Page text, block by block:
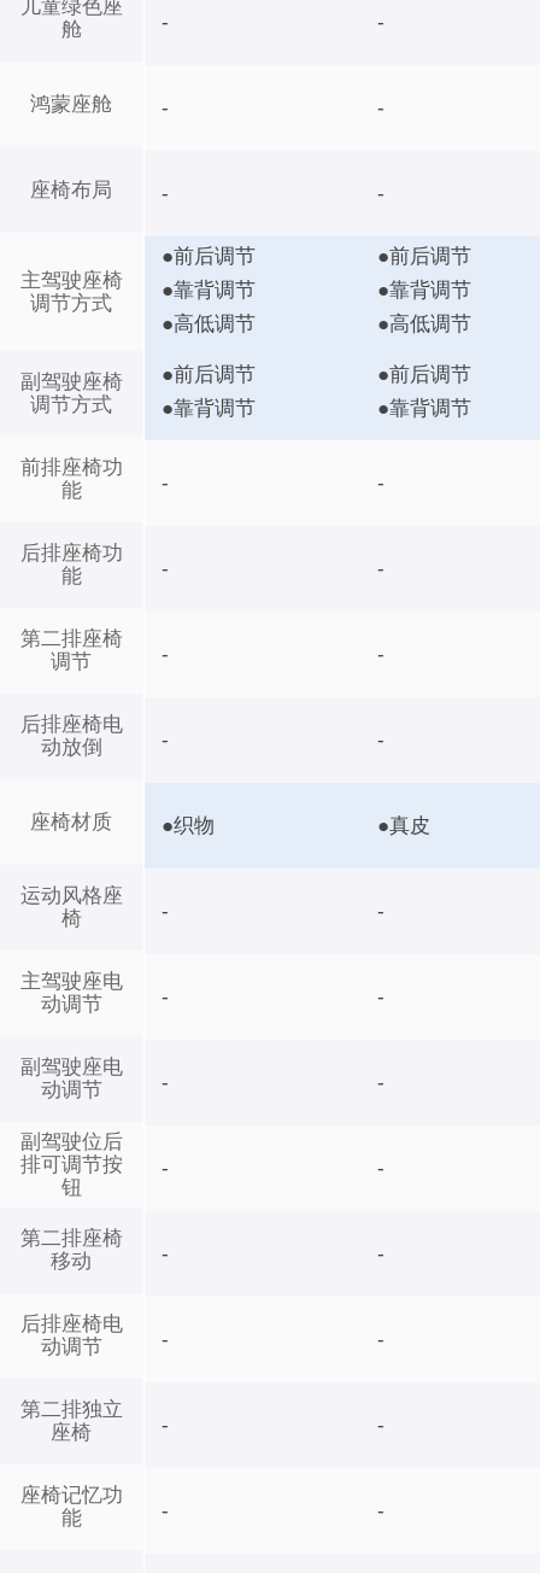
儿童绿色座
舱
鸿蒙座舱
座椅布局
主驾驶座椅
调节方式
副驾驶座椅
调节方式
前排座椅功
能
后排座椅功
能
第二排座椅
调节
后排座椅电
动放倒
座椅材质
运动风格座
椅
主驾驶座电
动调节
副驾驶座电
动调节
副驾驶位后
排可调节按
钮
第二排座椅
移动
后排座椅电
动调节
第二排独立
座椅
座椅记忆功
能
- -
- -
- -
●前后调节
●靠背调节
●高低调节
●前后调节
●靠背调节
●高低调节
●前后调节
●靠背调节
●前后调节
●靠背调节
- -
- -
- -
- -
●织物 ●真皮
- -
- -
- -
- -
- -
- -
- -
- -